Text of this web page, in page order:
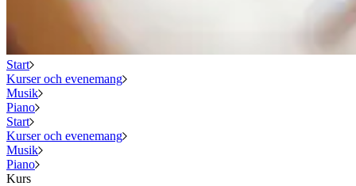
Start
Kurser och evenemang
Musik
Piano
Start
Kurser och evenemang
Musik
Piano
Kurs